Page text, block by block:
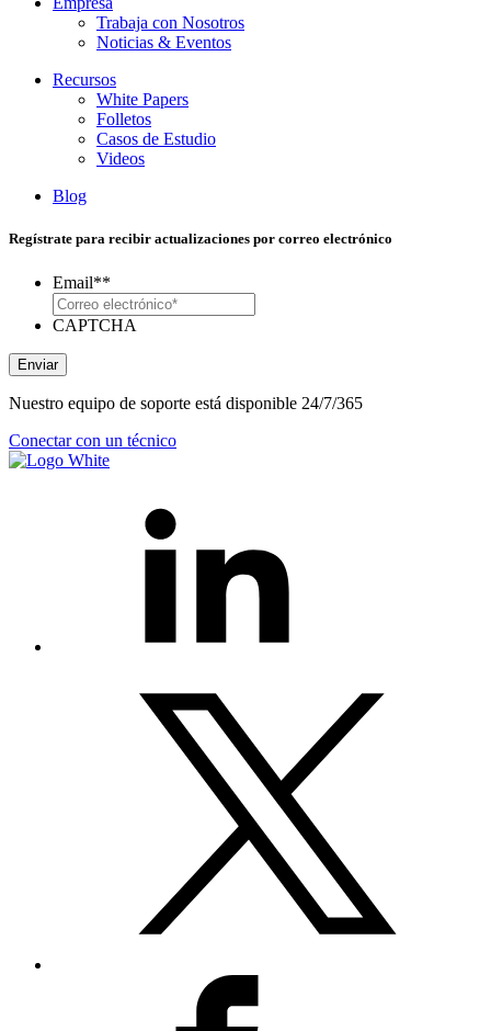
Trabaja con Nosotros
Noticias & Eventos
Recursos
White Papers
Folletos
Casos de Estudio
Videos
Blog
Regístrate para recibir actualizaciones por correo electrónico
Email**
CAPTCHA
Enviar
Nuestro equipo de soporte está disponible 24/7/365
Conectar con un técnico